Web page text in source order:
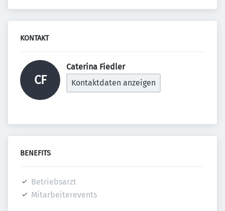
KONTAKT
CF
Caterina Fiedler
Kontaktdaten anzeigen
BENEFITS
Betriebsarzt
Mitarbeiterevents